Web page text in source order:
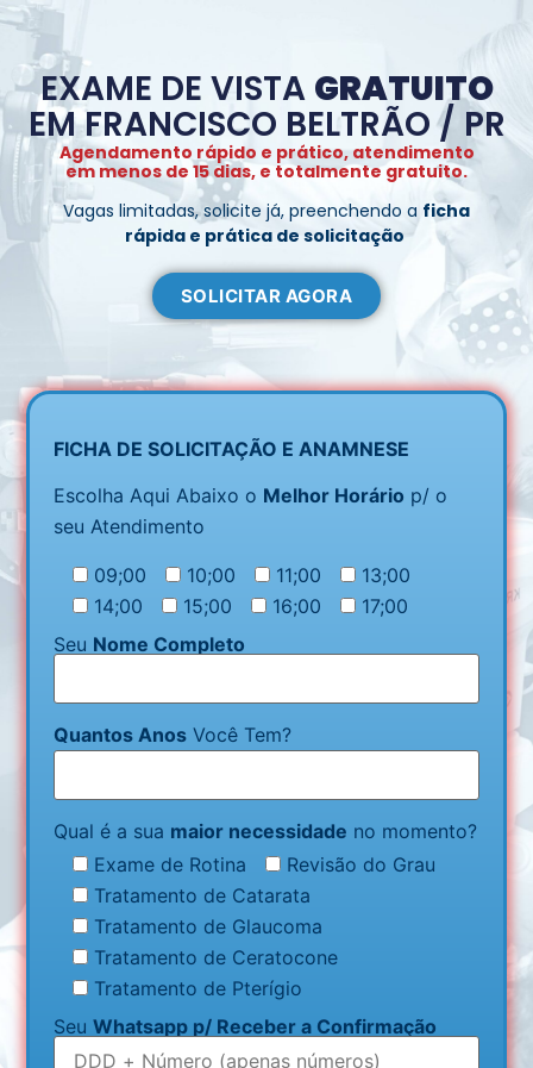
EXAME DE VISTA GRATUITO
EM FRANCISCO BELTRÃO / PR
Agendamento rápido e prático, atendimento
em menos de 15 dias, e totalmente gratuito.
Vagas limitadas, solicite já, preenchendo a ficha
rápida e prática de solicitação
SOLICITAR AGORA
FICHA DE SOLICITAÇÃO E ANAMNESE
Escolha Aqui Abaixo o Melhor Horário p/ o
seu Atendimento
09;00 10;00 11;00
13;00
14;00
15;00 16;00
17;00
Seu Nome Completo
Quantos Anos Você Tem?
Qual é a sua maior necessidade no momento?
Exame de Rotina
Revisão do Grau
Tratamento de Catarata
Tratamento de Glaucoma
Tratamento de Ceratocone
Tratamento de Pterígio
SeuWhatsapp p/ Receber a Confirmação